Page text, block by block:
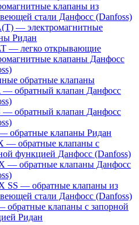
клапаны из
стали Данфосс (Danfoss)
— электромагнитные
Ридан
— легко открывающие
клапаны Данфосс
обратные клапаны
— обратный клапан Данфосс
— обратный клапан Данфосс
обратные клапаны Ридан
— обратные клапаны с
функцией Данфосс (Danfoss)
— обратные клапаны Данфосс
SS — обратные клапаны из
стали Данфосс (Danfoss)
обратные клапаны с запорной
Ридан